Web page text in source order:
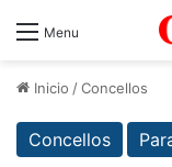
Menu
Inicio /Concellos
Concellos